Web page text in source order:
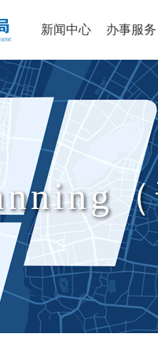
新闻中心 办事服务